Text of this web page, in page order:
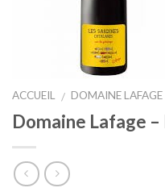
ACCUEIL / DOMAINE LAFAGE
Domaine Lafage –